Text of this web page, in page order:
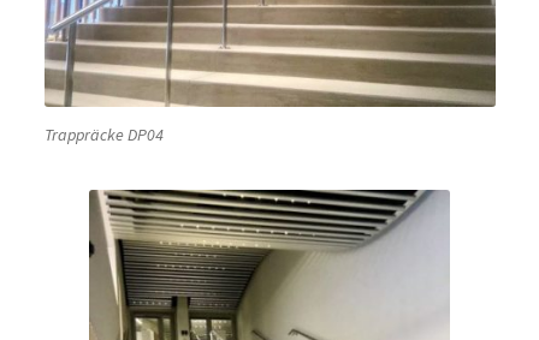
Trappräcke DP04